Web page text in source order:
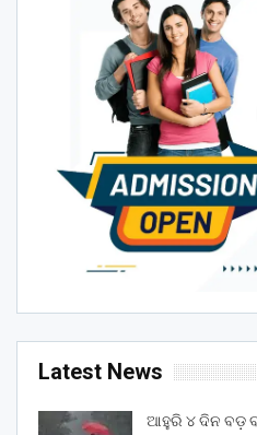
Latest News
ଆହୁରି ୪ ଦିନ ବଡ଼